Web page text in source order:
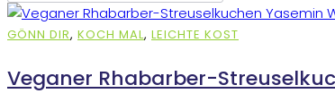
GÖNN DIR, KOCH MAL, LEICHTE KOST
Veganer Rhabarber-